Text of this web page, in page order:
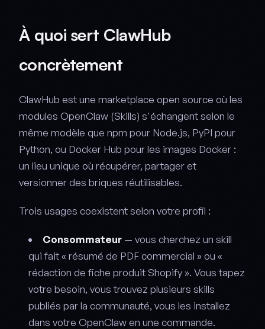
À quoi sert ClawHub
concrètement
ClawHub est une marketplace open source où les
modules OpenClaw (Skills) s'échangent selon le
même modèle que npm pour Node.js, PyPI pour
Python, ou Docker Hub pour les images Docker :
un lieu unique où récupérer, partager et
versionner des briques réutilisables.
Trois usages coexistent selon votre profil :
Consommateur — vous cherchez un skill
qui fait « résumé de PDF commercial » ou «
rédaction de fiche produit Shopify ». Vous tapez
votre besoin, vous trouvez plusieurs skills
publiés par la communauté, vous les installez
dans votre OpenClaw en une commande.